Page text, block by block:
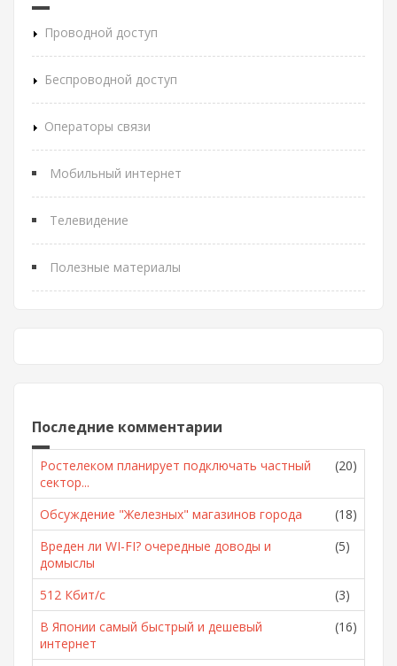
Проводной доступ
Беспроводной доступ
Операторы связи
Мобильный интернет
Телевидение
Полезные материалы
Последние комментарии
Ростелеком планирует подключать частный
сектор...
(20)
Обсуждение "Железных" магазинов города
(18)
Вреден ли WI-FI? очередные доводы и
домыслы
(5)
512 Кбит/с
(3)
В Японии самый быстрый и дешевый
интернет
(16)